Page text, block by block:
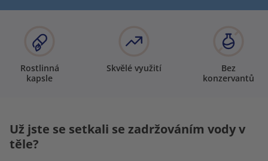
Rostlinná
kapsle
Skvělé využití
Bez
konzervantů
Už jste se setkali se zadržováním vody v
těle?